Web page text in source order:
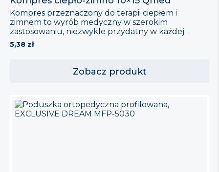
5,38 zł
Kompres przeznaczony do terapii ciepłem i
zimnem to wyrób medyczny w szerokim
zastosowaniu, niezwykle przydatny w każdej
domowej apteczce. Wygodny w użyciu kompres
żelowy można schłodzić w lodówce albo podgrzać
Terapia ciepłem znajduje zastopowanie w
łagodzeniu przewlekłych dolegliwości bólowych,
Zobacz produkt